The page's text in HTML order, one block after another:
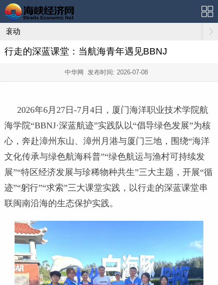
滚动
行走的深蓝课堂：当航海青年遇见BBNJ
中华网 发布时间: 2026-07-08
2026年6月27日-7月4日，厦门海洋职业技术学院航
海学院“BBNJ·深蓝航迹”实践队以“倡导绿色发展”为核
心，奔赴漳州东山、漳州月港与厦门三地，围绕“海洋
文化传承与绿色航海科普”“绿色航运与渔村可持续发
展”“特区经济发展与珍稀物种共生”三大主题，开展“循
迹”“躬行”“求索”三大课堂实践，以行走的深蓝课堂串
联闽南沿海的生态保护实践。